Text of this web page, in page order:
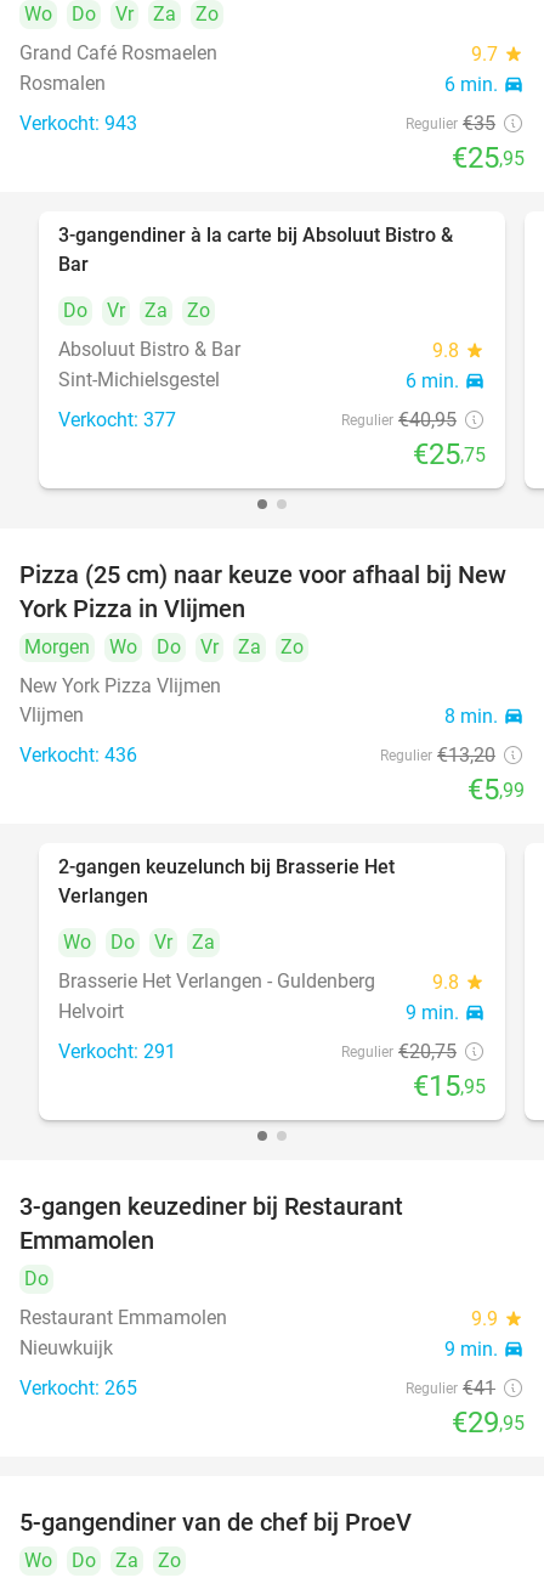
Wo Do Vr Za
Zo
Grand Café Rosmaelen
9.7 star
Rosmalen 6 min. directions_car
Verkocht: 943 Regulier €35
€25,95
37%
3-gangendiner à la carte bij Absoluut Bistro &
Bar
Do
Vr Za
Zo
Absoluut Bistro & Bar
9.8 star
Sint-Michielsgestel 6 min. directions_car
Verkocht: 377 Regulier €40,95
€25,75
55%
Pizza (25 cm) naar keuze voor afhaal bij New
York Pizza in Vlijmen
Morgen Wo Do Vr Za
Zo
New York Pizza Vlijmen
Vlijmen
8 min. directions_car
Verkocht: 436 Regulier €13,20
€5,99
2-gangen keuzelunch bij Brasserie Het
Verlangen
Wo
Do Vr
Za
Brasserie Het Verlangen - Guldenberg
9.8 star
Helvoirt 9 min. directions_car
Verkocht: 291 Regulier €20,75
€15,95
3-gangen keuzediner bij Restaurant
Emmamolen
Do
Restaurant Emmamolen
9.9 star
Nieuwkuijk 9 min. directions_car
Verkocht: 265 Regulier €41
€29,95
5-gangendiner van de chef bij ProeV
Wo Do Za
Zo